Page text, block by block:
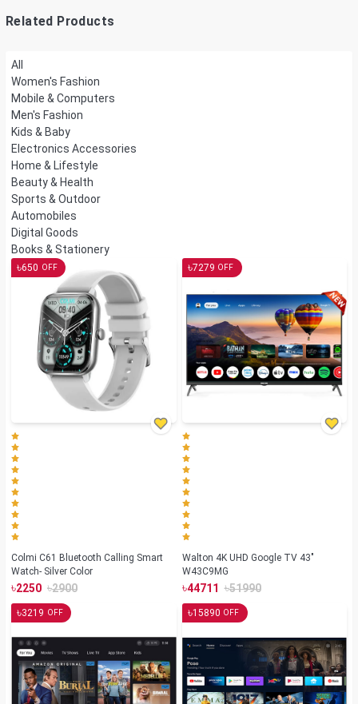
Related Products
All
Women's Fashion
Mobile & Computers
Men's Fashion
Kids & Baby
Electronics Accessories
Home & Lifestyle
Beauty & Health
Sports & Outdoor
Automobiles
Digital Goods
Books & Stationery
৳650 OFF
Colmi C61 Bluetooth Calling Smart
Watch- Silver Color
৳2250 ৳2900
৳7279 OFF
Walton 4K UHD Google TV 43"
W43C9MG
৳44711 ৳51990
৳3219 OFF ৳15890 OFF